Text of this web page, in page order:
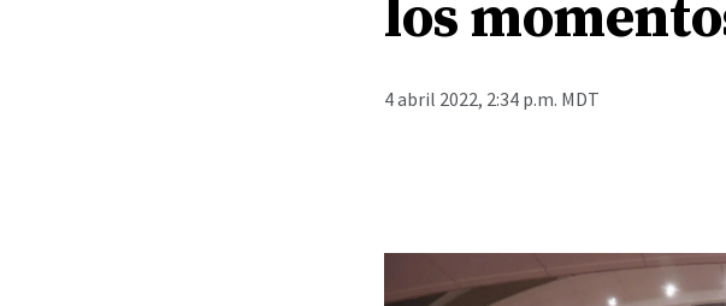
los
4 abril 2022, 2:34 p.m. MDT